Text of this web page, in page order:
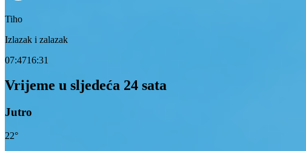
Tiho
Izlazak i zalazak
07:4716:31
Vrijeme u sljedeća 24 sata
Jutro
22°